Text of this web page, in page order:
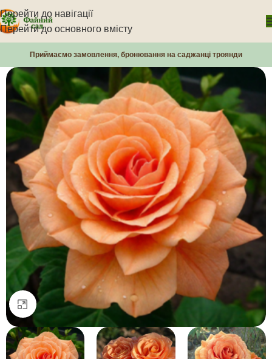
Перейти до навігації
Перейти до основного вмісту
Приймаємо замовлення, бронювання на саджанці троянди
Натисніть, щоб збільшити